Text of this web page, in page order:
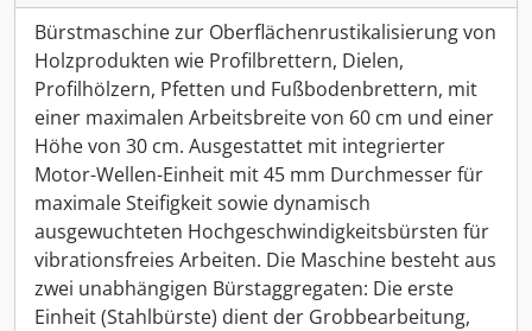
Bürstmaschine zur Oberflächenrustikalisierung von
Holzprodukten wie Profilbrettern, Dielen,
Profilhölzern, Pfetten und Fußbodenbrettern, mit
einer maximalen Arbeitsbreite von 60 cm und einer
Höhe von 30 cm. Ausgestattet mit integrierter
Motor-Wellen-Einheit mit 45 mm Durchmesser für
maximale Steifigkeit sowie dynamisch
ausgewuchteten Hochgeschwindigkeitsbürsten für
vibrationsfreies Arbeiten. Die Maschine besteht aus
zwei unabhängigen Bürstaggregaten: Die erste
Einheit (Stahlbürste) dient der Grobbearbeitung,